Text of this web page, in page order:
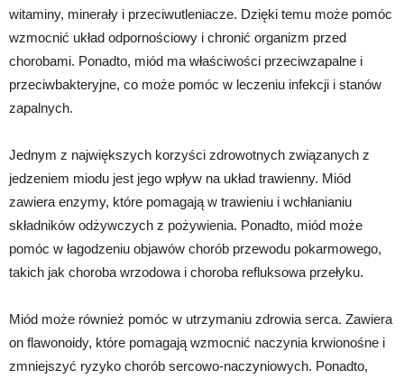
witaminy, minerały i przeciwutleniacze. Dzięki temu może pomóc
wzmocnić układ odpornościowy i chronić organizm przed
chorobami. Ponadto, miód ma właściwości przeciwzapalne i
przeciwbakteryjne, co może pomóc w leczeniu infekcji i stanów
zapalnych.
Jednym z największych korzyści zdrowotnych związanych z
jedzeniem miodu jest jego wpływ na układ trawienny. Miód
zawiera enzymy, które pomagają w trawieniu i wchłanianiu
składników odżywczych z pożywienia. Ponadto, miód może
pomóc w łagodzeniu objawów chorób przewodu pokarmowego,
takich jak choroba wrzodowa i choroba refluksowa przełyku.
Miód może również pomóc w utrzymaniu zdrowia serca. Zawiera
on flawonoidy, które pomagają wzmocnić naczynia krwionośne i
zmniejszyć ryzyko chorób sercowo-naczyniowych. Ponadto,